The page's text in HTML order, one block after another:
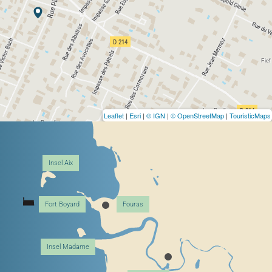
Leaflet | Esri | © IGN | © OpenStreetMap | TouristicMaps
Insel Aix
Insel Madame
Fouras
Fort Boyard